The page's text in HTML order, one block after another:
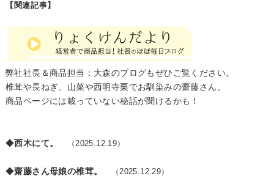
【関連記事】
弊社社長＆商品担当：大森のブログもぜひご覧ください。
椎茸や長ねぎ、山菜や西明寺栗でお馴染みの齋藤さん。
商品ページには載っていない秘話が聞けるかも！
◆西木にて。 （2025.12.19）
◆齋藤さん母娘の椎茸。 （2025.12.29）